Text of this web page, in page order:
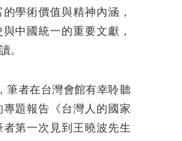
學術價值與精神內涵，
中國統一的重要文獻，
。
筆者在台灣會館有幸聆聽
專題報告《台灣人的國家
第一次見到王曉波先生